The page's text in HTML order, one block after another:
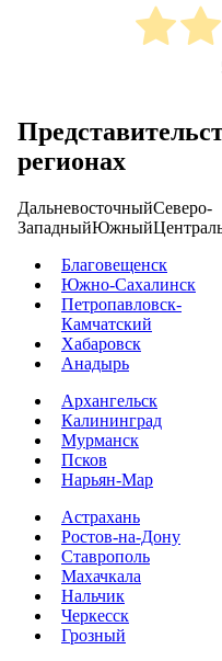
регионах
ДальневосточныйСеверо-
ЗападныйЮжный
Благовещенск
Южно-Сахалинск
Петропавловск-
Камчатский
Хабаровск
Анадырь
Архангельск
Калининград
Мурманск
Псков
Нарьян-Мар
Астрахань
Ростов-на-Дону
Ставрополь
Махачкала
Нальчик
Черкесск
Грозный